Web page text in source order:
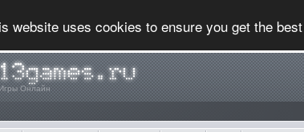
website uses cookies to ensure you get the
Игры Онлайн